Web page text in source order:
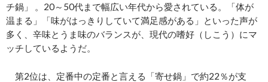
チ鍋」 。20～50代まで幅広い年代から愛されている。「体が
温まる」「味がはっきりしていて満足感がある」といった声が
多く、辛味とうま味のバランスが、現代の嗜好（しこう）にマ
ッチしているようだ。
第2位は、定番中の定番と言える「寄せ鍋」で約22％が支